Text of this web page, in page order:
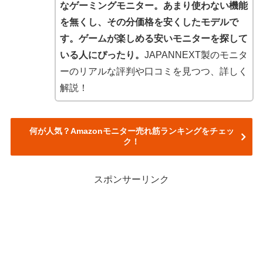
なゲーミングモニター。あまり使わない機能
を無くし、その分価格を安くしたモデルで
す。ゲームが楽しめる安いモニターを探して
いる人にぴったり。 JAPANNEXT製のモニタ
ーのリアルな評判や口コミを見つつ、詳しく
解説！
何が人気？Amazonモニター売れ筋ランキングをチェッ
ク！
スポンサーリンク